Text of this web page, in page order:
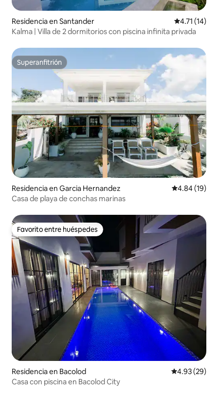
Residencia en Santander Calificación
4.71 (14)
Kalma | Villa de 2 dormitorios con piscina infinita privada
Superanfitrión
Superanfitrión
Residencia en Garcia Hernandez Calificación
4.84 (19)
Casa de playa de conchas marinas
Favorito entre huéspedes
Favorito entre huéspedes
Residencia en Bacolod Calificación
4.93 (29)
Casa con piscina en Bacolod City